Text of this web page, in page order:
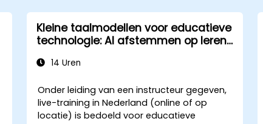
Kleine taalmodellen voor educatieve
technologie: AI afstemmen op leren
14 Uren
Onder leiding van een instructeur gegeven,
live-training in Nederland (online of op
locatie) is bedoeld voor educatieve